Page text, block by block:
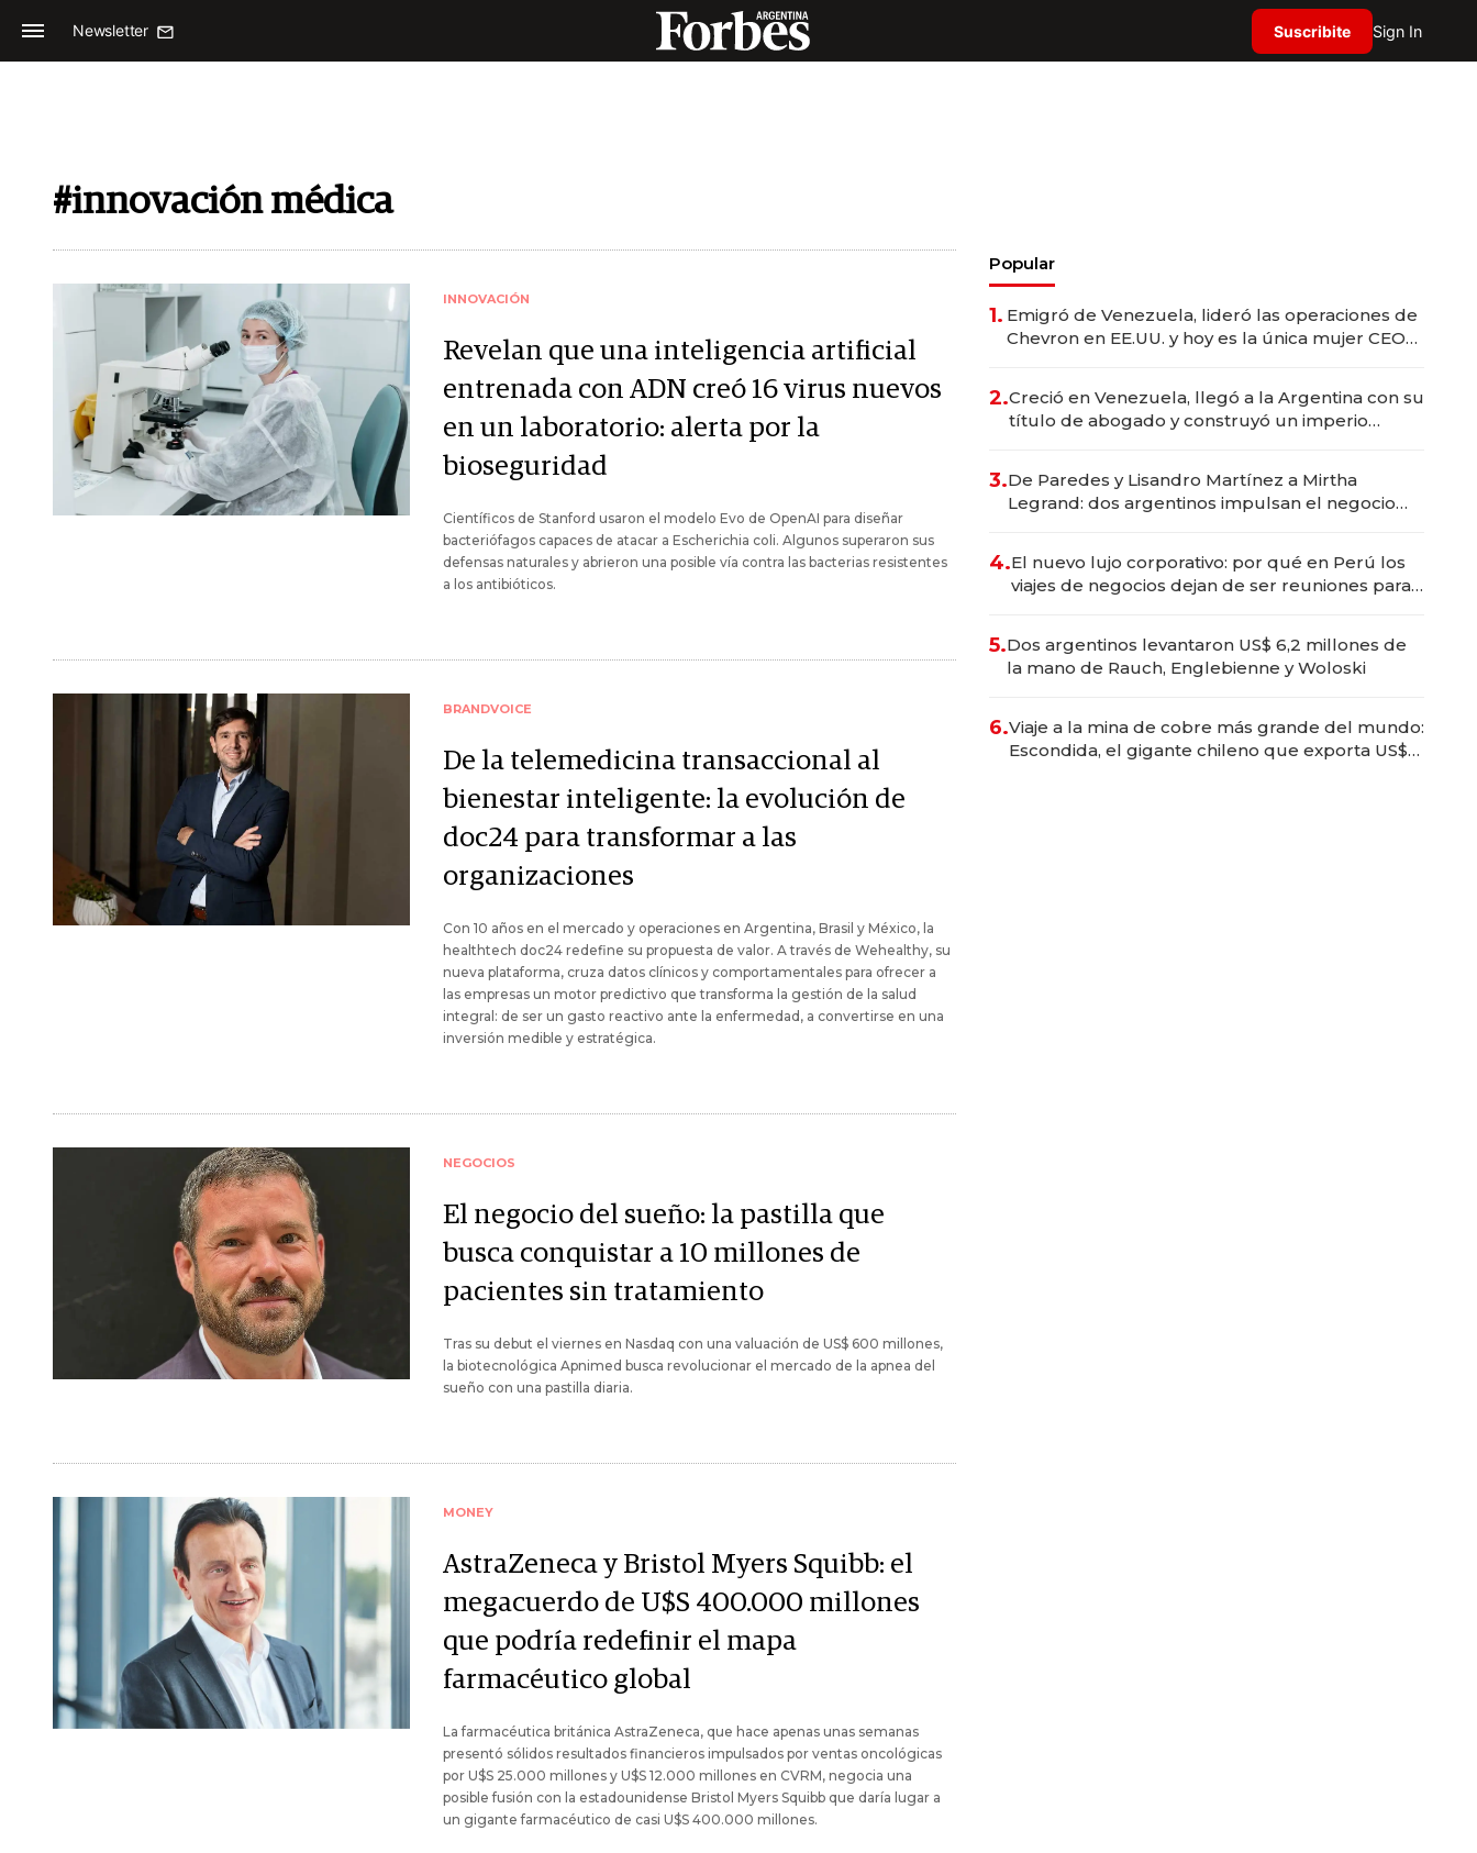
Newsletter Suscribite Sign In
#innovación médica
INNOVACIÓN
Revelan que una inteligencia artificial
entrenada con ADN creó 16 virus nuevos
en un laboratorio: alerta por la
bioseguridad
Científicos de Stanford usaron el modelo Evo de OpenAI para diseñar
bacteriófagos capaces de atacar a Escherichia coli. Algunos superaron sus
defensas naturales y abrieron una posible vía contra las bacterias resistentes
a los antibióticos.
BRANDVOICE
De la telemedicina transaccional al
bienestar inteligente: la evolución de
doc24 para transformar a las
organizaciones
Con 10 años en el mercado y operaciones en Argentina, Brasil y México, la
healthtech doc24 redefine su propuesta de valor. A través de Wehealthy, su
nueva plataforma, cruza datos clínicos y comportamentales para ofrecer a
las empresas un motor predictivo que transforma la gestión de la salud
integral: de ser un gasto reactivo ante la enfermedad, a convertirse en una
inversión medible y estratégica.
NEGOCIOS
El negocio del sueño: la pastilla que
busca conquistar a 10 millones de
pacientes sin tratamiento
Tras su debut el viernes en Nasdaq con una valuación de US$ 600 millones,
la biotecnológica Apnimed busca revolucionar el mercado de la apnea del
sueño con una pastilla diaria.
MONEY
AstraZeneca y Bristol Myers Squibb: el
megacuerdo de U$S 400.000 millones
que podría redefinir el mapa
farmacéutico global
La farmacéutica británica AstraZeneca, que hace apenas unas semanas
presentó sólidos resultados financieros impulsados por ventas oncológicas
por U$S 25.000 millones y U$S 12.000 millones en CVRM, negocia una
posible fusión con la estadounidense Bristol Myers Squibb que daría lugar a
un gigante farmacéutico de casi U$S 400.000 millones.
Popular
1. Emigró de Venezuela, lideró las operaciones de
Chevron en EE.UU. y hoy es la única mujer CEO
2.Creció en Venezuela, llegó a la Argentina con su
título de abogado y construyó un imperio
3.De Paredes y Lisandro Martínez a Mirtha
Legrand: dos argentinos impulsan el negocio
4.El nuevo lujo corporativo: por qué en Perú los
viajes de negocios dejan de ser reuniones para
5.Dos argentinos levantaron US$ 6,2 millones de
la mano de Rauch, Englebienne y Woloski
6.Viaje a la mina de cobre más grande del mundo:
Escondida, el gigante chileno que exporta US$